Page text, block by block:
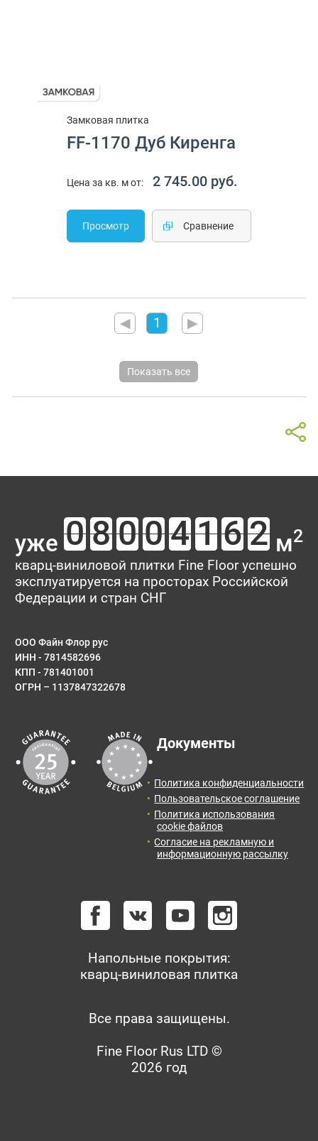
Замковая плитка
FF-1170 Дуб Киренга
Цена за кв. м от: 2 745.00 руб.
Просмотр Cравнение
◀ 1 ▶
Показать все
уже м2
кварц-виниловой плитки Fine Floor успешно
эксплуатируется на просторах Российской
Федерации и стран СНГ
ООО Файн Флор рус
ИНН - 7814582696
КПП - 781401001
ОГРН – 1137847322678
Документы
Политика конфиденциальности
Пользовательское соглашение
Политика использования
cookie файлов
Согласие на рекламную и
информационную рассылку
Напольные покрытия:
кварц-виниловая плитка
Все права защищены.
Fine Floor Rus LTD ©
2026 год